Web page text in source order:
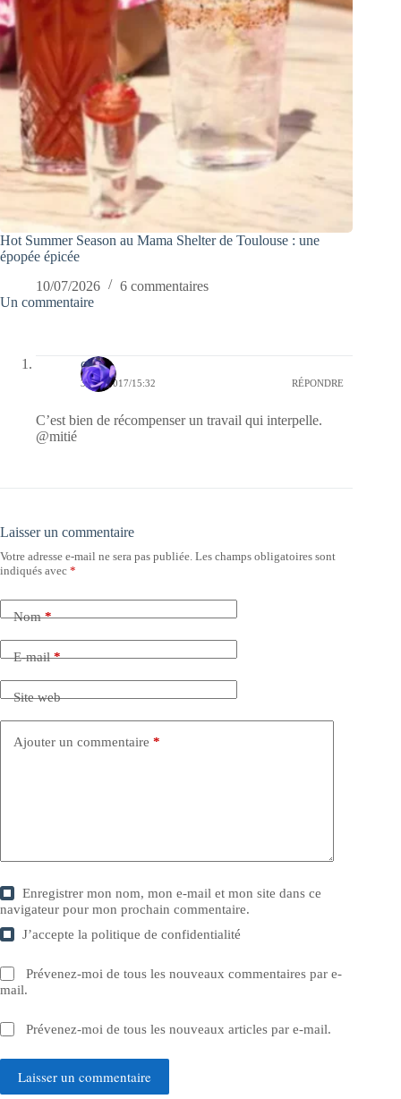
Hot Summer Season au Mama Shelter de Toulouse : une
épopée épicée
10/07/2026
6 commentaires
Un commentaire
covix
30/04/2017/15:32 RÉPONDRE
C’est bien de récompenser un travail qui interpelle.
@mitié
Laisser un commentaire
Votre adresse e-mail ne sera pas publiée. Les champs obligatoires sont
indiqués avec *
Nom*
E-mail*
Site web
Ajouter un commentaire *
Enregistrer mon nom, mon e-mail et mon site dans ce
navigateur pour mon prochain commentaire.
J’accepte lapolitique de confidentialité
Prévenez-moi de tous les nouveaux commentaires par e-
mail.
Prévenez-moi de tous les nouveaux articles par e-mail.
Laisser un commentaire